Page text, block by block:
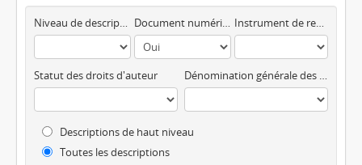
Niveau de description Document numérique disponible Instrument de recherche
Statut des droits d'auteur Dénomination générale des documents
Descriptions de haut niveau
Toutes les descriptions